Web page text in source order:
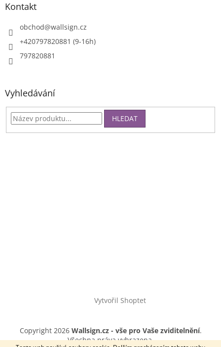
Kontakt
obchod@wallsign.cz
+420797820881 (9-16h)
797820881
Vyhledávání
HLEDAT
Vytvořil Shoptet
Copyright 2026 Wallsign.cz - vše pro Vaše zviditelnění.
Všechna práva vyhrazena.